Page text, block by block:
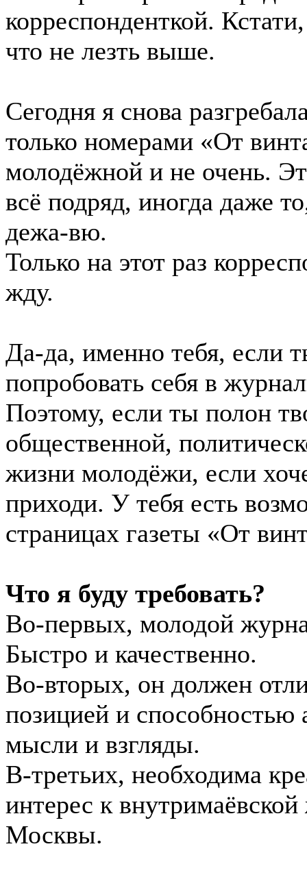
корреспонденткой.
что не лезть выше.
Сегодня я снова
только номерами «От
молодёжной и не очень.
всё подряд, иногда даже
дежа-вю.
Только на этот раз
жду.
Да-да, именно тебя, если
попробовать себя в
Поэтому, если ты полон
общественной,
жизни молодёжи, если
приходи. У тебя есть
страницах газеты «От
Что я буду требовать?
Во-первых, молодой
Быстро и качественно.
Во-вторых, он должен
позицией и способностью
мысли и взгляды.
В-третьих, необходима
интерес к
Москвы.